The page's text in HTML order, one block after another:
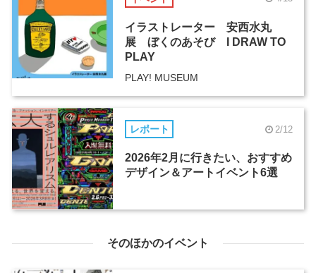
イラストレーター 安西水丸
展 ぼくのあそび I DRAW TO
PLAY
PLAY! MUSEUM
レポート 2/12
2026年2月に行きたい、おすすめ
デザイン＆アートイベント6選
そのほかのイベント